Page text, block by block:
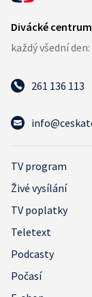
261 136 113
TV program
Živé vysílání
TV poplatky
Teletext
Podcasty
Počasí